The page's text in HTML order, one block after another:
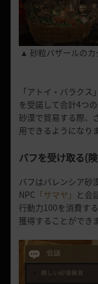
▲ 砂粒バザールの
「アトイ・バラクス
を受諾して合計4つの
砂漠で貿易する際、
用できるようになり
バフを受け取る(
バフはバレンシア砂
NPC 「サマヤ」 と会
行動力100を消費す
獲得することができ